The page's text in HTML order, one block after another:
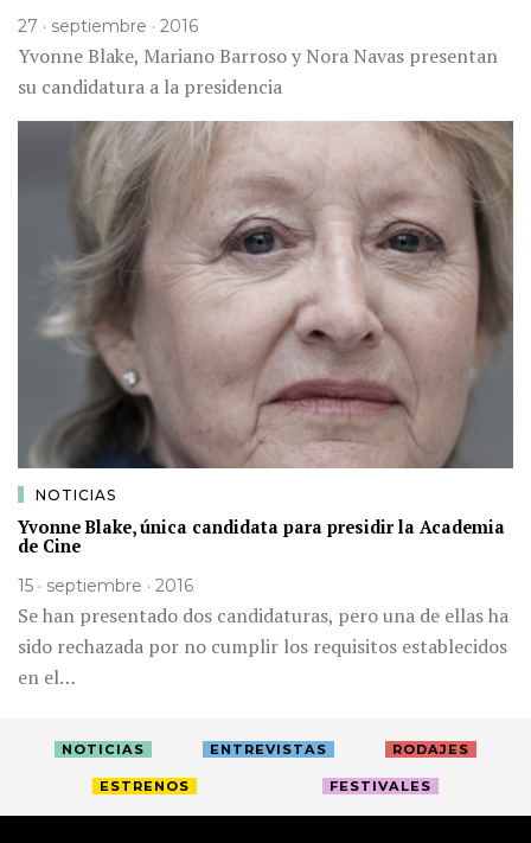
27 · septiembre · 2016
Yvonne Blake, Mariano Barroso y Nora Navas presentan
su candidatura a la presidencia
NOTICIAS
Yvonne Blake, única candidata para presidir la Academia
de Cine
15 · septiembre · 2016
Se han presentado dos candidaturas, pero una de ellas ha
sido rechazada por no cumplir los requisitos establecidos
en el…
NOTICIAS ENTREVISTAS RODAJES
ESTRENOS FESTIVALES